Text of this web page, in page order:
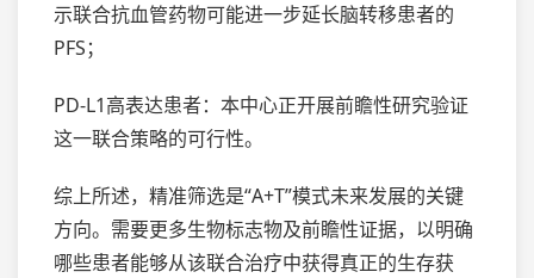
示联合抗血管药物可能进一步延长脑转移患者的
PFS；
PD-L1高表达患者：本中心正开展前瞻性研究验证
这一联合策略的可行性。
综上所述，精准筛选是“A+T”模式未来发展的关键
方向。需要更多生物标志物及前瞻性证据，以明确
哪些患者能够从该联合治疗中获得真正的生存获